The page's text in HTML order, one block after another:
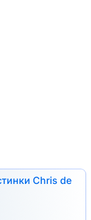
Chris de